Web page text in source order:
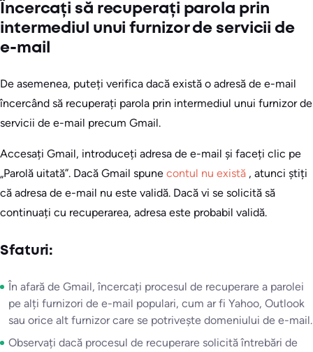
Încercați să recuperați parola prin
intermediul unui furnizor de servicii de
e-mail
De asemenea, puteți verifica dacă există o adresă de e-mail
încercând să recuperați parola prin intermediul unui furnizor de
servicii de e-mail precum Gmail.
Accesați Gmail, introduceți adresa de e-mail și faceți clic pe
„Parolă uitată”. Dacă Gmail spune contul nu există , atunci știți
că adresa de e-mail nu este validă. Dacă vi se solicită să
continuați cu recuperarea, adresa este probabil validă.
Sfaturi:
În afară de Gmail, încercați procesul de recuperare a parolei
pe alți furnizori de e-mail populari, cum ar fi Yahoo, Outlook
sau orice alt furnizor care se potrivește domeniului de e-mail.
Observați dacă procesul de recuperare solicită întrebări de